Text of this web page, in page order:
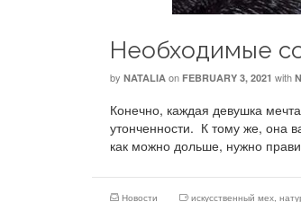
Необходимые
by NATALIA on FEBRUARY 3, 2021 with
Конечно, каждая девушка
утонченности. К тому же, она
как можно дольше, нужно
Новости искусственный мех,